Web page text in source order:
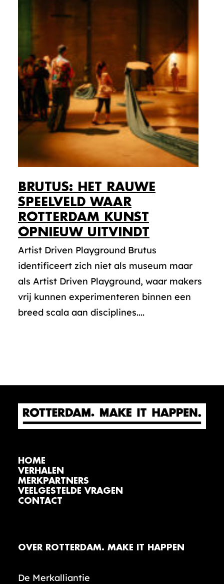
BRUTUS: HET RAUWE
SPEELVELD WAAR
ROTTERDAM KUNST
OPNIEUW UITVINDT
Artist Driven Playground Brutus
identificeert zich niet als museum maar
als Artist Driven Playground, waar makers
vrij kunnen experimenteren binnen een
breed scala aan disciplines....
HOME
VERHALEN
MERKPARTNERS
VEELGESTELDE VRAGEN
CONTACT
OVER ROTTERDAM. MAKE IT HAPPEN
De Merkalliantie